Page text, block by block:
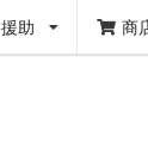
援助 商